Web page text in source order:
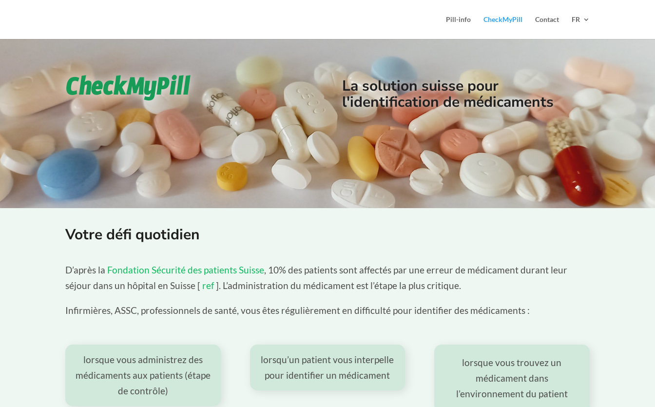
Pill-info CheckMyPill Contact FR
CheckMyPill
La solution suisse pour
l'identification de médicaments
Votre défi quotidien
D’après la Fondation Sécurité des patients Suisse, 10% des patients sont affectés par une erreur de médicament durant leur
séjour dans un hôpital en Suisse [ ref]. L’administration du médicament est l’étape la plus critique.
Infirmières, ASSC, professionnels de santé, vous êtes régulièrement en difficulté pour identifier des médicaments :
lorsque vous administrez des
médicaments aux patients (étape
de contrôle)
lorsqu’un patient vous interpelle
pour identifier un médicament
lorsque vous trouvez un
médicament dans
l’environnement du patient